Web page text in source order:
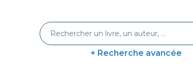
+ Recherche avancée